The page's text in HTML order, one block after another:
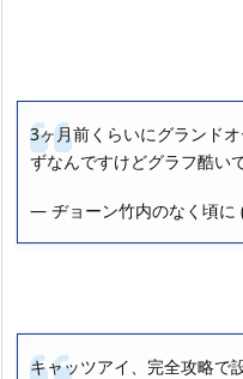
3ヶ月前くらいにグランド
ずなんですけどグラフ酷い
— ヂョーン竹内のなく頃に
キャッツアイ、完全攻略で